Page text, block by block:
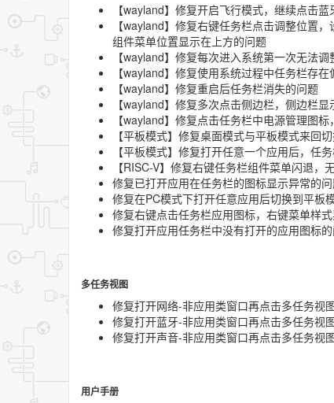
【wayland】修复开启飞行模式，继续点击
【wayland】修复右键任务栏点击调整位置
组件菜单位置显示在上方的问题
【wayland】修复每次进入系统第一次无法
【wayland】修复使用系统过程中任务栏存
【wayland】修复重启后任务栏消失的问题
【wayland】修复多次点击侧边栏，侧边栏
【wayland】修复点击任务栏中电源管理图
【平板模式】修复桌面模式与平板模式来回
【平板模式】修复打开任意一个应用后，任
【RISC-V】修复右键任务栏组件菜单闪退，
修复已打开应用在任务栏的图标显示异常的
修复在PC模式下打开任意应用后切换到平板
修复右键点击任务栏应用图标，右键菜单样
修复打开应用任务栏中没有打开的应用图标
多任务视图
修复打开网络-非应用类窗口再点击多任务视
修复打开蓝牙-非应用类窗口再点击多任务视
修复打开声音-非应用类窗口再点击多任务视
用户手册